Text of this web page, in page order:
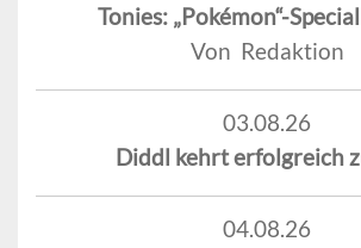
Tonies: „Pokémon“-
Von Redaktion
03.08.26
Diddl kehrt erfolgreich
04.08.26